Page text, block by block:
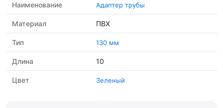
Наименование Адаптер трубы
Материал ПВХ
Тип 130 мм
Длина 10
Цвет Зеленый